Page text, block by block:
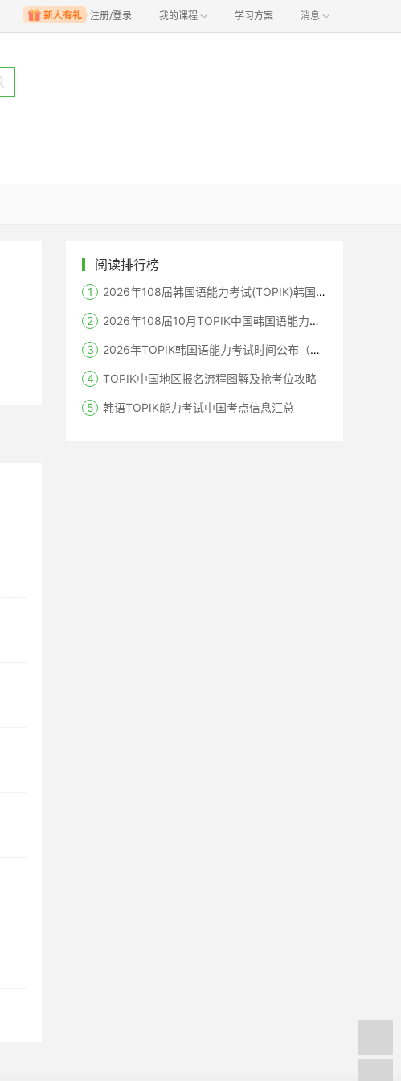
注册/登录 我的课程 学习方案 消息
阅读排行榜
2026年108届韩国语能力考试(TOPIK)韩国报名时间
2026年108届10月TOPIK中国韩国语能力考试报名时间考点
2026年TOPIK韩国语能力考试时间公布（笔试+机考+口语）
TOPIK中国地区报名流程图解及抢考位攻略
韩语TOPIK能力考试中国考点信息汇总